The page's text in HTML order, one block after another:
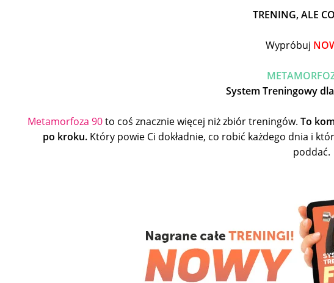
TRENING, ALE
Wypróbuj
System Treningowy
Metamorfoza 90to coś znacznie więcej niż zbiór treningów. To
po kroku.Który powie Ci dokładnie, co robić każdego dnia i
poddać.